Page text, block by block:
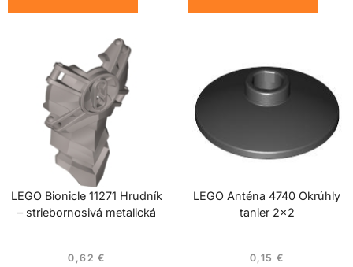
LEGO Bionicle 11271 Hrudník
– striebornosivá metalická
0,62 €
LEGO Anténa 4740 Okrúhly
tanier 2×2
0,15 €